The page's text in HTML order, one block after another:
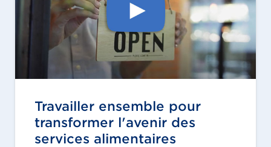
Travailler ensemble pour
transformer l'avenir des
services alimentaires